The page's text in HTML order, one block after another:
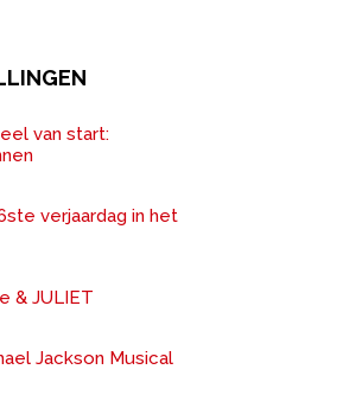
van start:
verjaardag in het
& JULIET
Jackson Musical